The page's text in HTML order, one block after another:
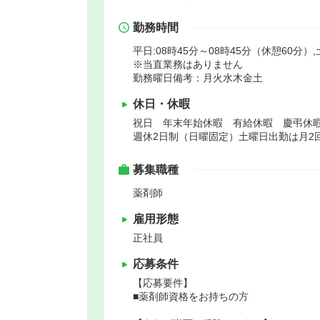
勤務時間
平日:08時45分～08時45分（休憩60分）
※当直業務はありません
勤務曜日備考：月火水木金土
休日・休暇
祝日 年末年始休暇 有給休暇 慶弔休
週休2日制（日曜固定）土曜日出勤は月2
募集職種
薬剤師
雇用形態
正社員
応募条件
【応募要件】
■薬剤師資格をお持ちの方